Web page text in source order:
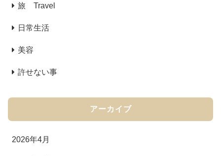
旅 Travel
日常生活
美容
許せない事
アーカイブ
2026年4月